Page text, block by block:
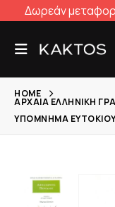
Δωρεάν
HOME
ΑΡΧΑΊΑ ΕΛΛΗΝΙΚΉ
ΥΠΌΜΝΗΜΑ